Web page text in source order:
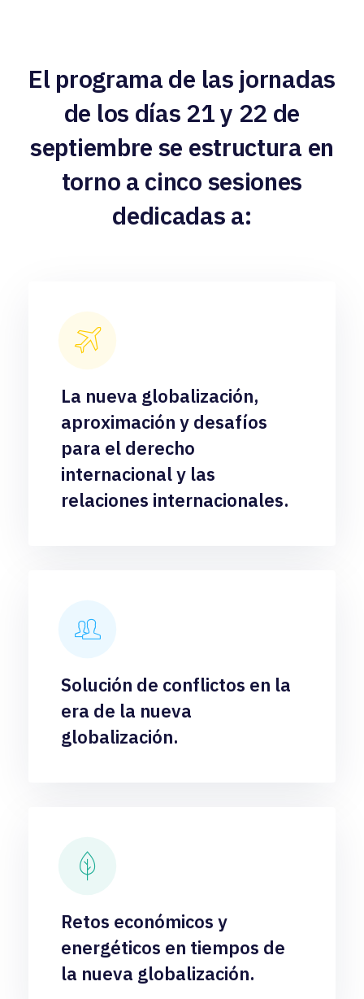
El programa de las jornadas
de los días 21 y 22 de
septiembre se estructura en
torno a cinco sesiones
dedicadas a:
La nueva globalización,
aproximación y desafíos
para el derecho
internacional y las
relaciones internacionales.
Solución de conflictos en la
era de la nueva
globalización.
Retos económicos y
energéticos en tiempos de
la nueva globalización.